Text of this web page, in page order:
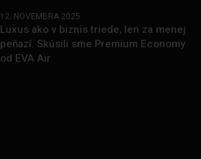
12. NOVEMBRA 2025
Luxus ako v biznis triede, len za menej
peňazí. Skúsili sme Premium Economy
od EVA Air